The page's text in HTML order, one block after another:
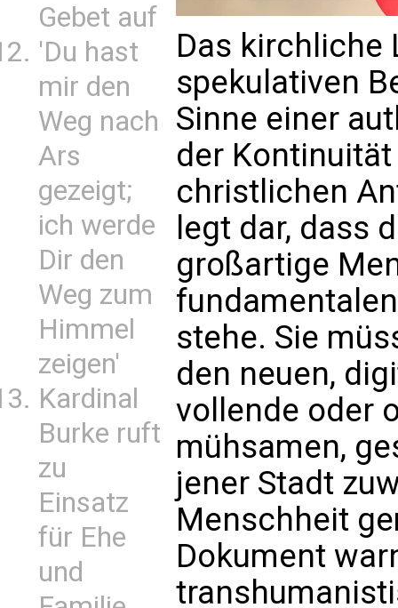
Gebet auf
'Du hast
mir den
Weg nach
Ars
gezeigt;
ich werde
Dir den
Weg zum
Himmel
zeigen'
Kardinal
Burke ruft
zu
Einsatz
für Ehe
und
Das kirchliche
spekulativen
Sinne einer
der
christlichen
legt dar, dass
großartige
stehe. Sie
den neuen,
vollende oder
mühsamen,
jener Stadt
Menschheit
Dokument